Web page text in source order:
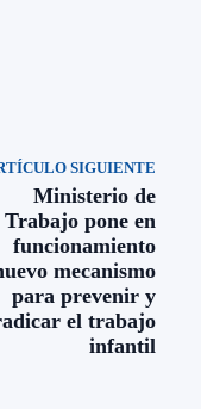
SIGUIENTE
Ministerio de
Trabajo pone en
funcionamiento
mecanismo
para prevenir y
el trabajo
infantil